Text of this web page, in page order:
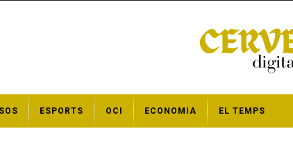
ESPORTS OCI ECONOMIA EL TEMPS